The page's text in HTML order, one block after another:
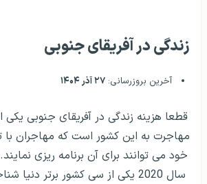
زندگی در آفریقای جنوبی
آخرین بروزرسانی: ۲۷ آذر ۱۴۰۴
قطعا هزینه زندگی در آفریقای جنوبی
مهاجرت به این کشور است که مهاجران با
خود می توانند برای آن برنامه ریزی
سال 2020 یکی از سی کشور برتر